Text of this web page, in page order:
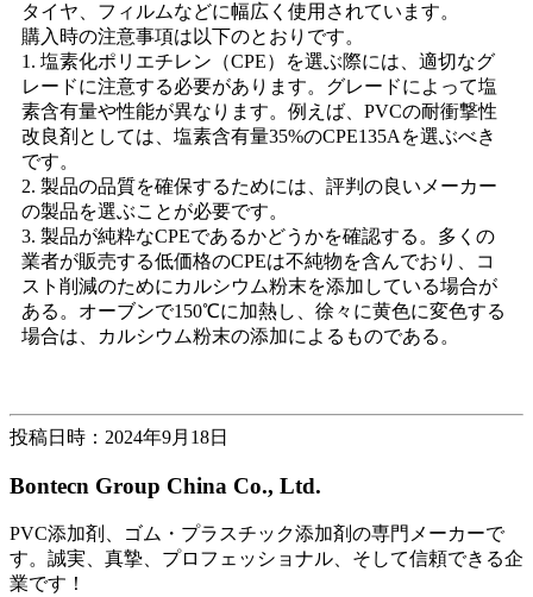
タイヤ、フィルムなどに幅広く使用されています。
購入時の注意事項は以下のとおりです。
1. 塩素化ポリエチレン（CPE）を選ぶ際には、適切なグ
レードに注意する必要があります。グレードによって塩
素含有量や性能が異なります。例えば、PVCの耐衝撃性
改良剤としては、塩素含有量35%のCPE135Aを選ぶべき
です。
2. 製品の品質を確保するためには、評判の良いメーカー
の製品を選ぶことが必要です。
3. 製品が純粋なCPEであるかどうかを確認する。多くの
業者が販売する低価格のCPEは不純物を含んでおり、コ
スト削減のためにカルシウム粉末を添加している場合が
ある。オーブンで150℃に加熱し、徐々に黄色に変色する
場合は、カルシウム粉末の添加によるものである。
投稿日時：2024年9月18日
Bontecn Group China Co., Ltd.
PVC添加剤、ゴム・プラスチック添加剤の専門メーカーで
す。誠実、真摯、プロフェッショナル、そして信頼できる企
業です！